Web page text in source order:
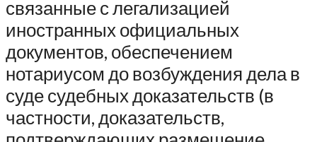
связанные с легализацией
иностранных официальных
документов, обеспечением
нотариусом до возбуждения дела в
суде судебных доказательств (в
частности, доказательств,